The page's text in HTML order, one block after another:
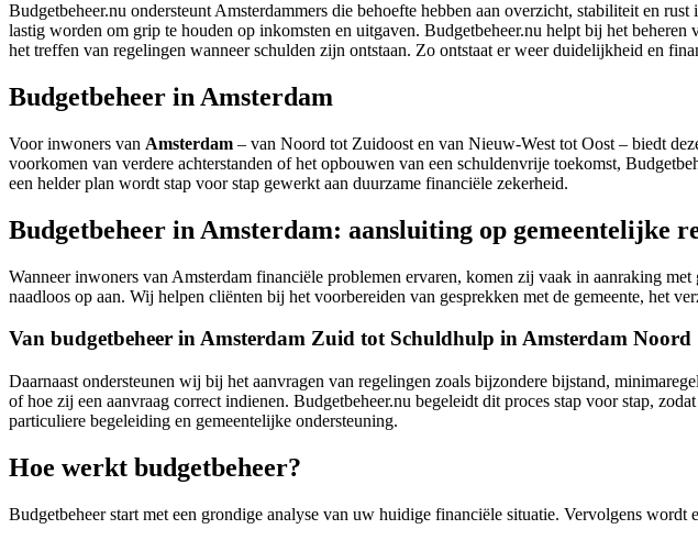
Budgetbeheer.nu ondersteunt Amsterdammers die behoefte hebben aan overzicht, stabiliteit en
lastig worden om grip te houden op inkomsten en uitgaven. Budgetbeheer.nu helpt bij het
het treffen van regelingen wanneer schulden zijn ontstaan. Zo ontstaat er weer duidelijkheid en
Budgetbeheer in Amsterdam
Voor inwoners van Amsterdam – van Noord tot Zuidoost en van Nieuw-West tot Oost – biedt
voorkomen van verdere achterstanden of het opbouwen van een schuldenvrije toekomst,
een helder plan wordt stap voor stap gewerkt aan duurzame financiële zekerheid.
Budgetbeheer in Amsterdam: aansluiting op gemeentelijke
Wanneer inwoners van Amsterdam financiële problemen ervaren, komen zij vaak in aanraking
naadloos op aan. Wij helpen cliënten bij het voorbereiden van gesprekken met de gemeente, het
Van budgetbeheer in Amsterdam Zuid tot Schuldhulp in Amsterdam Noord
Daarnaast ondersteunen wij bij het aanvragen van regelingen zoals bijzondere bijstand,
of hoe zij een aanvraag correct indienen. Budgetbeheer.nu begeleidt dit proces stap voor stap,
particuliere begeleiding en gemeentelijke ondersteuning.
Hoe werkt budgetbeheer?
Budgetbeheer start met een grondige analyse van uw huidige financiële situatie. Vervolgens wordt